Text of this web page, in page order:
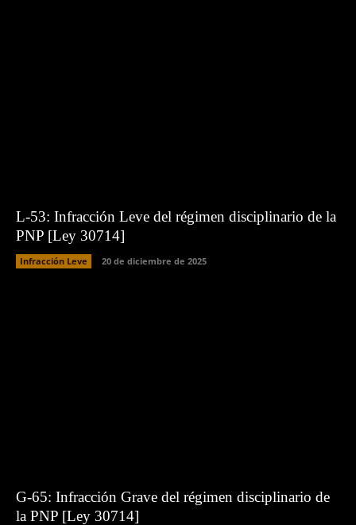
L-53: Infracción Leve del régimen disciplinario de la
PNP [Ley 30714]
Infracción Leve 20 de diciembre de 2025
G-65: Infracción Grave del régimen disciplinario de
la PNP [Ley 30714]